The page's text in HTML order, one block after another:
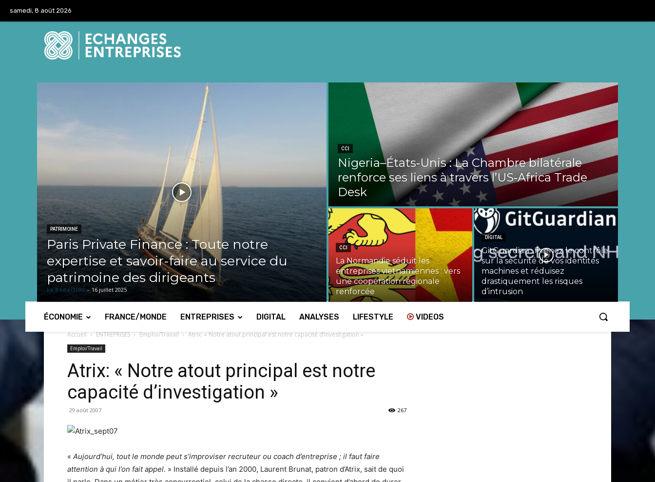
samedi, 8 août 2026
PATRIMOINE
Paris Private Finance : Toute notre
expertise et savoir-faire au service du
patrimoine des dirigeants
La Redaction - 16 juillet 2025
CCI
Nigeria–États‑Unis : La Chambre bilatérale
renforce ses liens à travers l’US‑Africa Trade
Desk
CCI
La Normandie séduit les
entreprises vietnamiennes : vers
une coopération régionale
renforcée
DIGITAL
GitGuardian : Prenez le contrôle
sur la sécurité de vos identités
machines et réduisez
drastiquement les risques
d’intrusion
ÉCONOMIE FRANCE/MONDE ENTREPRISES DIGITAL ANALYSES LIFESTYLE VIDEOS
Accueil ENTREPRISES Emploi/Travail Atrix: « Notre atout principal est notre capacité d’investigation »
Emploi/Travail
Atrix: « Notre atout principal est notre
capacité d’investigation »
29 août 2007 267
« Aujourd’hui, tout le monde peut s’improviser recruteur ou coach d’entreprise ; il faut faire
attention à qui l’on fait appel. » Installé depuis l’an 2000, Laurent Brunat, patron d’Atrix, sait de quoi